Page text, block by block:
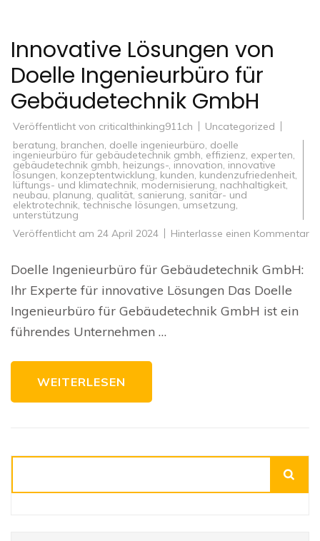
Innovative Lösungen von
Doelle Ingenieurbüro für
Gebäudetechnik GmbH
Veröffentlicht von criticalthinking911ch
Uncategorized
beratung, branchen, doelle ingenieurbüro, doelle
ingenieurbüro für gebäudetechnik gmbh, effizienz, experten,
gebäudetechnik gmbh, heizungs-, innovation, innovative
lösungen, konzeptentwicklung,kunden, kundenzufriedenheit,
lüftungs- und klimatechnik, modernisierung, nachhaltigkeit,
neubau, planung, qualität, sanierung, sanitär- und
elektrotechnik, technische lösungen,umsetzung,
unterstützung
Veröffentlicht am 24 April 2024 Hinterlasse einen Kommentarzu
Doelle Ingenieurbüro für Gebäudetechnik GmbH:
Ihr Experte für innovative Lösungen Das Doelle
Ingenieurbüro für Gebäudetechnik GmbH ist ein
führendes Unternehmen …
WEITERLESEN